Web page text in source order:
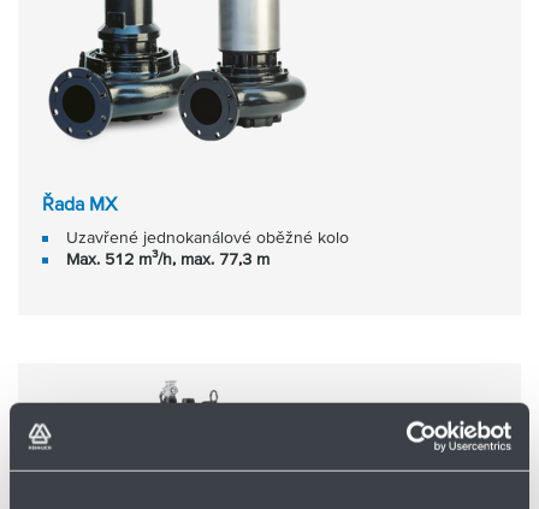
Řada MX
Uzavřené jednokanálové oběžné kolo
Max. 512 m³/h, max. 77,3 m